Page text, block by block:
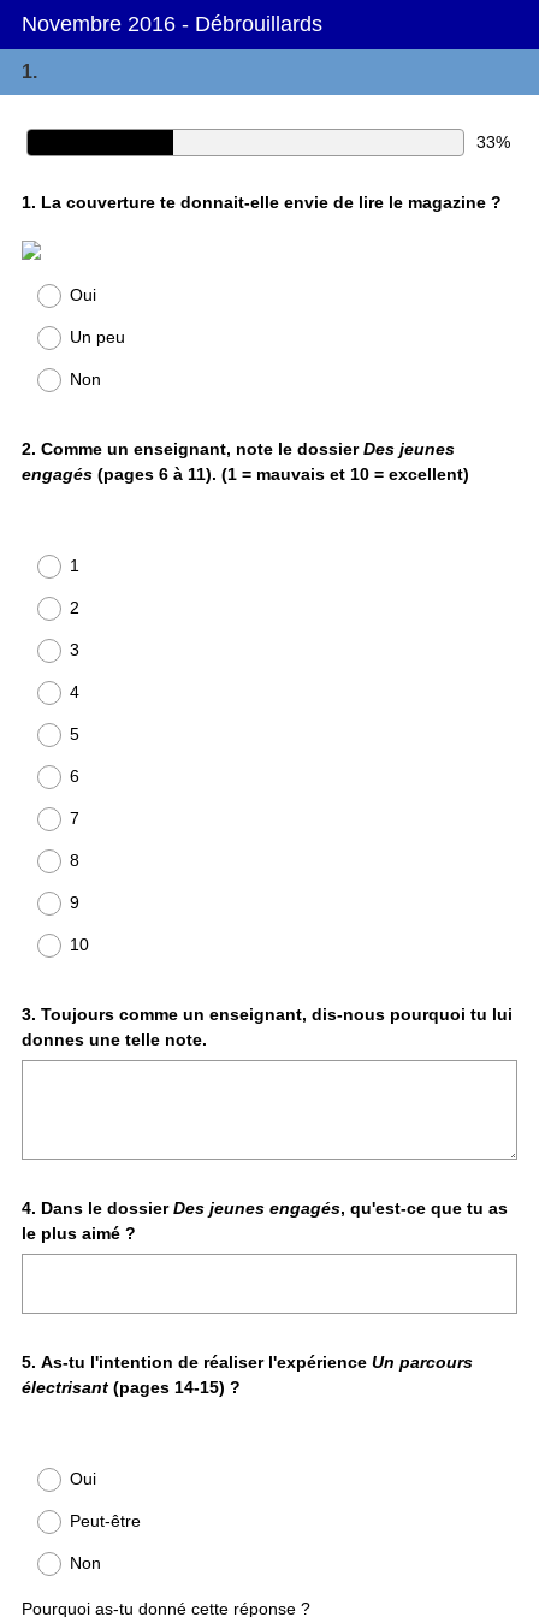
Novembre 2016 - Débrouillards
1.
33%
Question
Title
1. La couverture te donnait-elle envie de lire le magazine ?
Oui
Un peu
Non
Question
Title
2. Comme un enseignant, note le dossierDes jeunes
engagés (pages 6 à 11). (1 = mauvais et 10 = excellent)
1
2
3
4
5
6
7
8
9
10
Question
Title
3. Toujours comme un enseignant, dis-nous pourquoi tu lui
donnes une telle note.
Question
Title
4. Dans le dossierDes jeunes engagés, qu'est-ce que tu as
le plus aimé ?
Question
Title
5. As-tu l'intention de réaliser l'expérience Un parcours
électrisant (pages 14-15) ?
Oui
Peut-être
Non
Pourquoi as-tu donné cette réponse ?